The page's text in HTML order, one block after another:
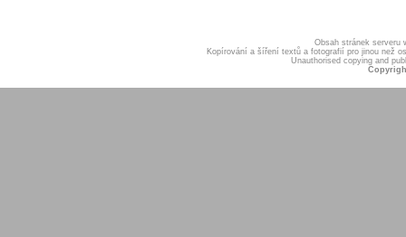
Obsah stránek serveru
Kopírování a šíření textů a fotografií pro jinou než
Unauthorised copying and